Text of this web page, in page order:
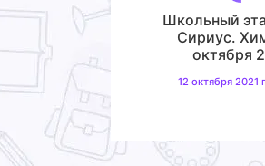
Школьный
Сириус.
октября
12 октября 2021